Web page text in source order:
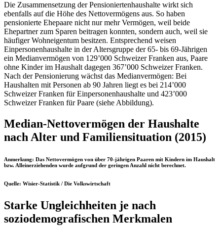
Die Zusammensetzung der Pensioniertenhaushalte wirkt sich
ebenfalls auf die Höhe des Nettovermögens aus. So haben
pensionierte Ehepaare nicht nur mehr Vermögen, weil beide
Ehepartner zum Sparen beitragen konnten, sondern auch, weil sie
häufiger Wohneigentum besitzen. Entsprechend weisen
Einpersonenhaushalte in der Altersgruppe der 65- bis 69-Jährigen
ein Medianvermögen von 129’000 Schweizer Franken aus, Paare
ohne Kinder im Haushalt dagegen 367’000 Schweizer Franken.
Nach der Pensionierung wächst das Medianvermögen: Bei
Haushalten mit Personen ab 90 Jahren liegt es bei 214’000
Schweizer Franken für Einpersonenhaushalte und 423’000
Schweizer Franken für Paare (siehe Abbildung).
Median-Nettovermögen der Haushalte
nach Alter und Familiensituation (2015)
Anmerkung: Das Nettovermögen von über 70-jährigen Paaren mit Kindern im Haushalt
bzw. Alleinerziehenden wurde aufgrund der geringen Anzahl nicht berechnet.
Quelle: Wisier-Statistik / Die Volkswirtschaft
Starke Ungleichheiten je nach
soziodemografischen Merkmalen